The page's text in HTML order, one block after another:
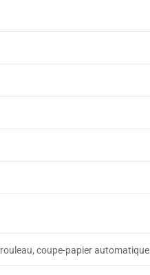
coupe-papier automatique